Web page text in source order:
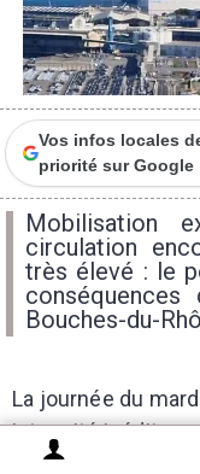
Vos infos locales
priorité sur Google
Mobilisation
circulation
très élevé : le
Bouches-du-
La journée du
intensité inédite
début d’été. Au total,